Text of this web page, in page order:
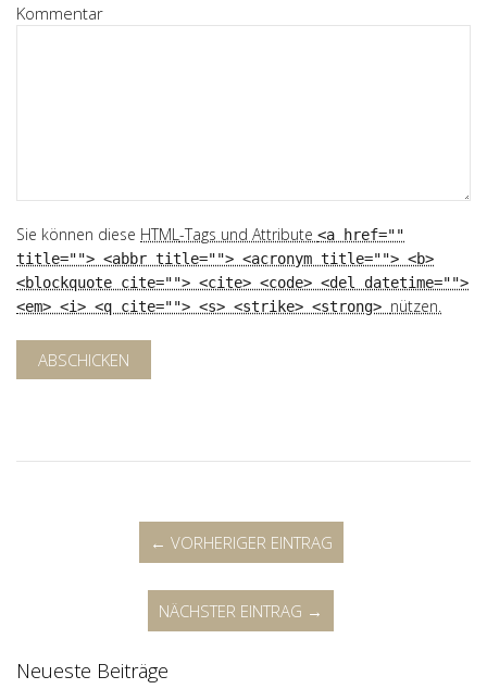
Kommentar
Sie können diese HTML -Tags und Attribute <a href=""
title=""> <abbr title=""> <acronym title=""> <b>
<blockquote cite=""> <cite> <code> <del datetime="">
<em> <i> <q cite=""> <s> <strike> <strong> nützen.
ABSCHICKEN
← VORHERIGER EINTRAG
NÄCHSTER EINTRAG →
Neueste Beiträge